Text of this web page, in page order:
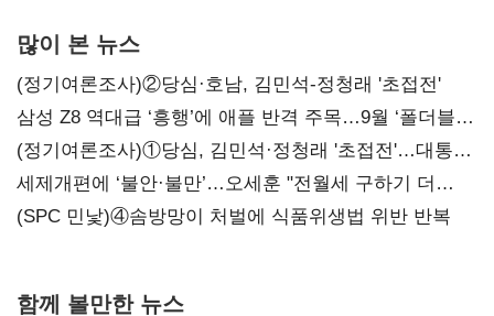
많이 본 뉴스
(정기여론조사)②당심·호남, 김민석-정청래 '초접전'
삼성 Z8 역대급 ‘흥행’에 애플 반격 주목…9월 ‘폴더블
대전’
(정기여론조사)①당심, 김민석·정청래 '초접전'…대통령
지지도 '50% 아래로'(종합)
세제개편에 ‘불안·불만’…오세훈 "전월세 구하기 더
힘들어질 것"
(SPC 민낯)④솜방망이 처벌에 식품위생법 위반 반복
함께 볼만한 뉴스